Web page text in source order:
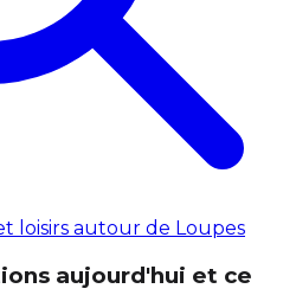
loisirs autour de Loupes
aujourd'hui et ce